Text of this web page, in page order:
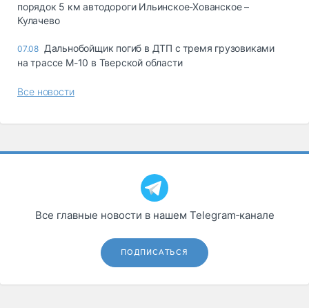
порядок 5 км автодороги Ильинское-Хованское –
Кулачево
07.08 Дальнобойщик погиб в ДТП с тремя грузовиками
на трассе М-10 в Тверской области
Все новости
Все главные новости в нашем Telegram‑канале
ПОДПИСАТЬСЯ